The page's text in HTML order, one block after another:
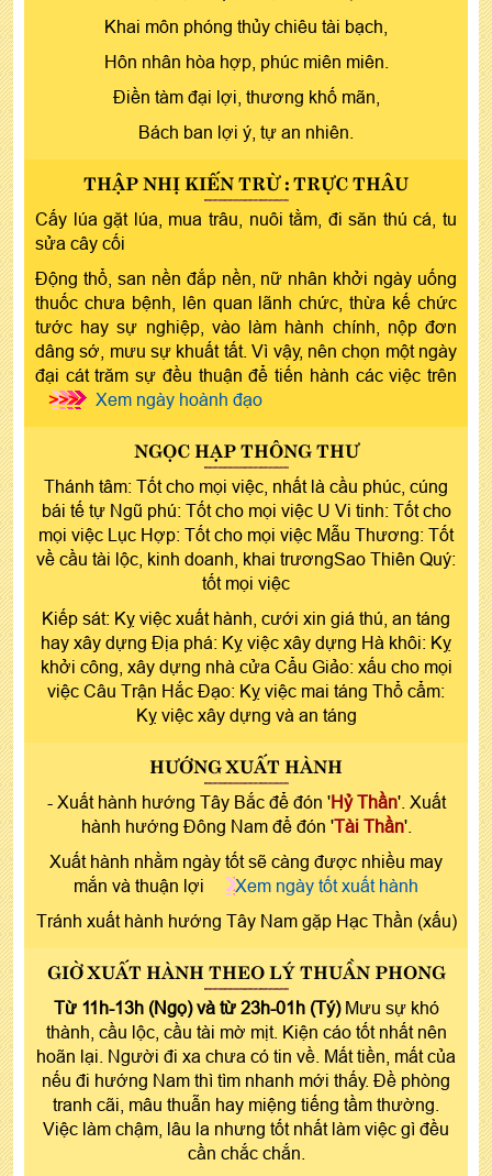
Khai môn phóng thủy chiêu tài bạch,
Hôn nhân hòa hợp, phúc miên miên.
Điền tàm đại lợi, thương khố mãn,
Bách ban lợi ý, tự an nhiên.
THẬP NHỊ KIẾN TRỪ : TRỰC THÂU
Cấy lúa gặt lúa, mua trâu, nuôi tằm, đi săn thú cá, tu
sửa cây cối
Động thổ, san nền đắp nền, nữ nhân khởi ngày uống
thuốc chưa bệnh, lên quan lãnh chức, thừa kế chức
tước hay sự nghiệp, vào làm hành chính, nộp đơn
dâng sớ, mưu sự khuất tất. Vì vậy, nên chọn một ngày
đại cát trăm sự đều thuận để tiến hành các việc trên
>>>
Xem ngày hoành đạo
NGỌC HẠP THÔNG THƯ
Thánh tâm: Tốt cho mọi việc, nhất là cầu phúc, cúng
bái tế tự Ngũ phú: Tốt cho mọi việc U Vi tinh: Tốt cho
mọi việc Lục Hợp: Tốt cho mọi việc Mẫu Thương: Tốt
về cầu tài lộc, kinh doanh, khai trươngSao Thiên Quý:
tốt mọi việc
Kiếp sát: Kỵ việc xuất hành, cưới xin giá thú, an táng
hay xây dựng Địa phá: Kỵ việc xây dựng Hà khôi: Kỵ
khởi công, xây dựng nhà cửa Cẩu Giảo: xấu cho mọi
việc Câu Trận Hắc Đạo: Kỵ việc mai táng Thổ cẩm:
Kỵ việc xây dựng và an táng
HƯỚNG XUẤT HÀNH
- Xuất hành hướng Tây Bắc để đón 'Hỷ Thần'. Xuất
hành hướng Đông Nam để đón 'Tài Thần'.
Xuất hành nhằm ngày tốt sẽ càng được nhiều may
mắn và thuận lợi
Xem ngày tốt xuất hành
Tránh xuất hành hướng Tây Nam gặp Hạc Thần (xấu)
GIỜ XUẤT HÀNH THEO LÝ THUẦN PHONG
Từ 11h-13h (Ngọ) và từ 23h-01h (Tý) Mưu sự khó
thành, cầu lộc, cầu tài mờ mịt. Kiện cáo tốt nhất nên
hoãn lại. Người đi xa chưa có tin về. Mất tiền, mất của
nếu đi hướng Nam thì tìm nhanh mới thấy. Đề phòng
tranh cãi, mâu thuẫn hay miệng tiếng tầm thường.
Việc làm chậm, lâu la nhưng tốt nhất làm việc gì đều
cần chắc chắn.